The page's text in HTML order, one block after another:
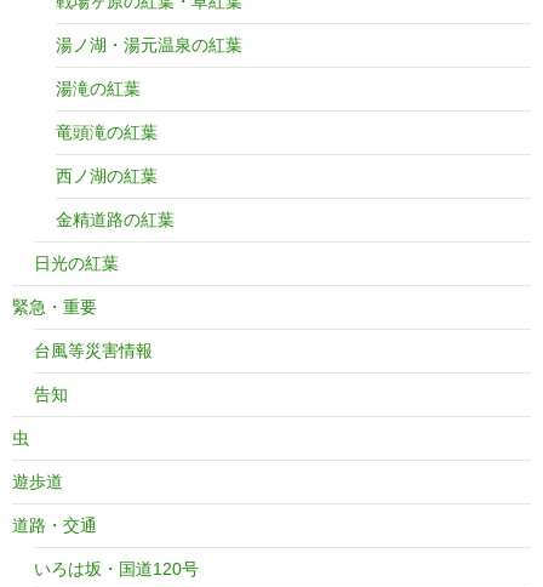
湯ノ湖・湯元温泉の紅葉
湯滝の紅葉
竜頭滝の紅葉
西ノ湖の紅葉
金精道路の紅葉
日光の紅葉
緊急・重要
台風等災害情報
告知
虫
遊歩道
道路・交通
いろは坂・国道120号